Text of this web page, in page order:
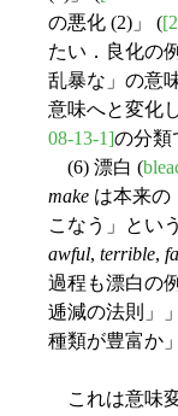
の悪化 (2)」 (
たい．良化の
乱暴な」の意
意味へと変化
08-13-1]の分類
(6) 漂白 (
make は本来の
こなう」とい
awful, terrible,
過程も漂白の
逓減の法則」
種類が豊富か
これは意味